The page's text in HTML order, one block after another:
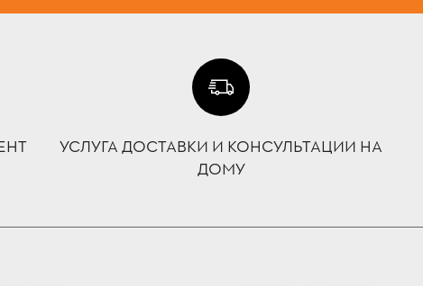
УСЛУГА ДОСТАВКИ И КОНСУЛЬТАЦИИ НА
ДОМУ